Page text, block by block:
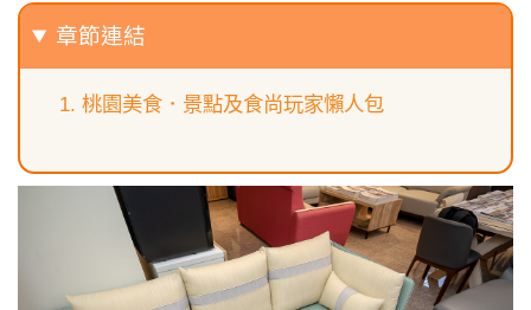
章節連結
桃園美食．景點及食尚玩家懶人包